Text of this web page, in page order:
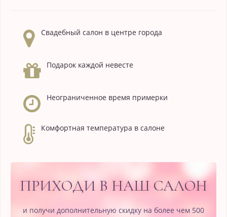
Свадебный салон в центре города
Подарок каждой невесте
Неограниченное время примерки
Комфортная температура в салоне
ПРИХОДИ В НАШ САЛОН
и получи дополнительную скидку на более чем 500